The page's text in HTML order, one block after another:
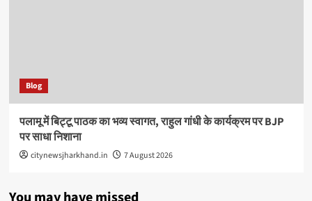
Blog
पलामू में बिट्टू पाठक का भव्य स्वागत, राहुल गांधी के कार्यक्रम पर BJP
पर साधा निशाना
citynewsjharkhand.in 7 August 2026